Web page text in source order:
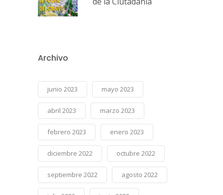
Archivo
junio 2023 mayo 2023
abril 2023 marzo 2023
febrero 2023 enero 2023
diciembre 2022 octubre 2022
septiembre 2022 agosto 2022